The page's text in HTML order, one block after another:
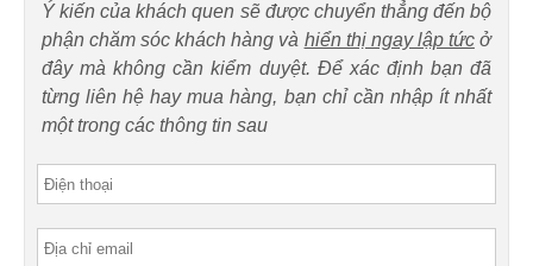
Ý kiến của khách quen sẽ được chuyển thẳng đến bộ
phận chăm sóc khách hàng và hiển thị ngay lập tứcở
đây mà không cần kiểm duyệt. Để xác định bạn đã
từng liên hệ hay mua hàng, bạn chỉ cần nhập ít nhất
một trong các thông tin sau